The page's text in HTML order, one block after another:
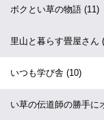
ボクとい草の物語 (11)
里山と暮らす畳屋さん
いつも学び舎 (10)
い草の伝道師の勝手に